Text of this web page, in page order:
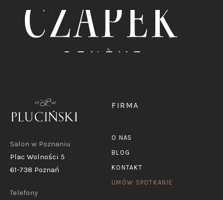
Salon w Poznaniu
Plac Wolności 5
61-738 Poznań
Telefony
FIRMA
O NAS
BLOG
KONTAKT
UMÓW SPOTKANIE